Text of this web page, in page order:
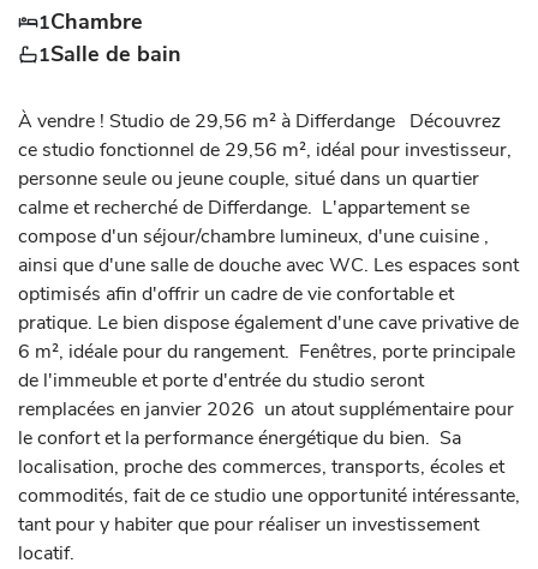
1Chambre
1Salle de bain
À vendre ! Studio de 29,56 m² à Differdange   Découvrez
ce studio fonctionnel de 29,56 m², idéal pour investisseur,
personne seule ou jeune couple, situé dans un quartier
calme et recherché de Differdange.  L'appartement se
compose d'un séjour/chambre lumineux, d'une cuisine ,
ainsi que d'une salle de douche avec WC. Les espaces sont
optimisés afin d'offrir un cadre de vie confortable et
pratique. Le bien dispose également d'une cave privative de
6 m², idéale pour du rangement.  Fenêtres, porte principale
de l'immeuble et porte d'entrée du studio seront
remplacées en janvier 2026  un atout supplémentaire pour
le confort et la performance énergétique du bien.  Sa
localisation, proche des commerces, transports, écoles et
commodités, fait de ce studio une opportunité intéressante,
tant pour y habiter que pour réaliser un investissement
locatif.